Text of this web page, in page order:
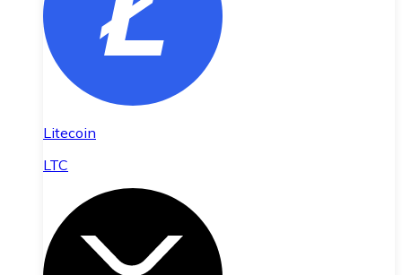
Litecoin
LTC